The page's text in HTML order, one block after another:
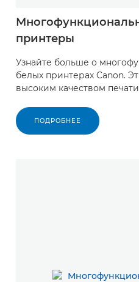
принтеры
Узнайте больше о
белых принтерах Canon.
высоким качеством
ПОДРОБНЕЕ